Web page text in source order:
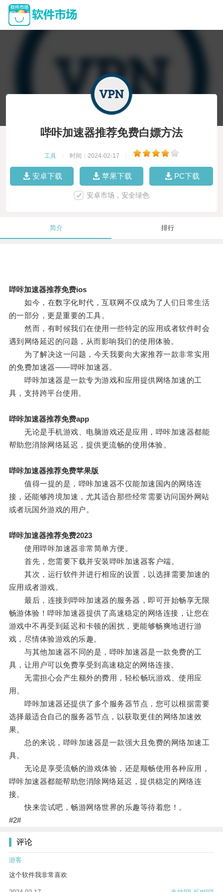
哔咔加速器推荐免费白嫖方法
工具 时间：2024-02-17
安卓下载 苹果下载 PC下载
安卓市场，安全绿色
简介 排行
哔咔加速器推荐免费ios
如今，在数字化时代，互联网不仅成为了人们日常生活
的一部分，更是重要的工具。
然而，有时候我们在使用一些特定的应用或者软件时会
遇到网络延迟的问题，从而影响我们的使用体验。
为了解决这一问题，今天我要向大家推荐一款非常实用
的免费加速器——哔咔加速器。
哔咔加速器是一款专为游戏和应用提供网络加速的工
具，支持跨平台使用。
哔咔加速器推荐免费app
无论是手机游戏、电脑游戏还是应用，哔咔加速器都能
帮助您消除网络延迟，提供更流畅的使用体验。
哔咔加速器推荐免费苹果版
值得一提的是，哔咔加速器不仅能加速国内的网络连
接，还能够跨境加速，尤其适合那些经常需要访问国外网站
或者玩国外游戏的用户。
哔咔加速器推荐免费2023
使用哔咔加速器非常简单方便。
首先，您需要下载并安装哔咔加速器客户端。
其次，运行软件并进行相应的设置，以选择需要加速的
应用或者游戏。
最后，连接到哔咔加速器的服务器，即可开始畅享无限
畅游体验！哔咔加速器提供了高速稳定的网络连接，让您在
游戏中不再受到延迟和卡顿的困扰，更能够畅爽地进行游
戏，尽情体验游戏的乐趣。
与其他加速器不同的是，哔咔加速器是一款免费的工
具，让用户可以免费享受到高速稳定的网络连接。
无需担心会产生额外的费用，轻松畅玩游戏、使用应
用。
哔咔加速器还提供了多个服务器节点，您可以根据需要
选择最适合自己的服务器节点，以获取更佳的网络加速效
果。
总的来说，哔咔加速器是一款强大且免费的网络加速工
具。
无论是享受流畅的游戏体验，还是顺畅使用各种应用，
哔咔加速器都能帮助您消除网络延迟，提供稳定的网络连
接。
快来尝试吧，畅游网络世界的乐趣等待着您！。
#2#
评论
游客
这个软件我非常喜欢